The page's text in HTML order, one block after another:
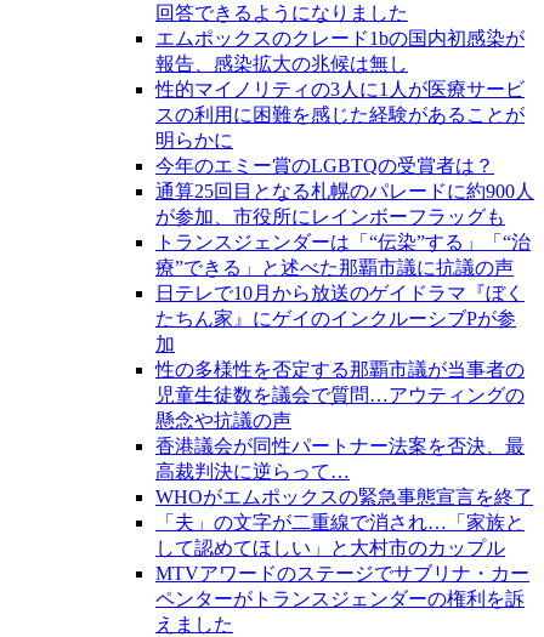
回答できるようになりました
エムポックスのクレード1bの国内初感染が
報告、感染拡大の兆候は無し
性的マイノリティの3人に1人が医療サービ
スの利用に困難を感じた経験があることが
明らかに
今年のエミー賞のLGBTQの受賞者は？
通算25回目となる札幌のパレードに約900人
が参加、市役所にレインボーフラッグも
トランスジェンダーは「“伝染”する」「“治
療”できる」と述べた那覇市議に抗議の声
日テレで10月から放送のゲイドラマ『ぼく
たちん家』にゲイのインクルーシブPが参
加
性の多様性を否定する那覇市議が当事者の
児童生徒数を議会で質問…アウティングの
懸念や抗議の声
香港議会が同性パートナー法案を否決、最
高裁判決に逆らって…
WHOがエムポックスの緊急事態宣言を終了
「夫」の文字が二重線で消され…「家族と
して認めてほしい」と大村市のカップル
MTVアワードのステージでサブリナ・カー
ペンターがトランスジェンダーの権利を訴
えました